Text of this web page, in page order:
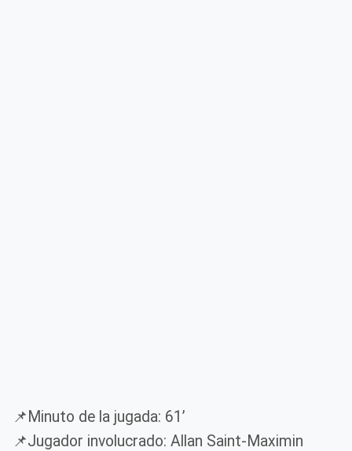
📌Minuto de la jugada: 61’
📌Jugador involucrado: Allan Saint-Maximin